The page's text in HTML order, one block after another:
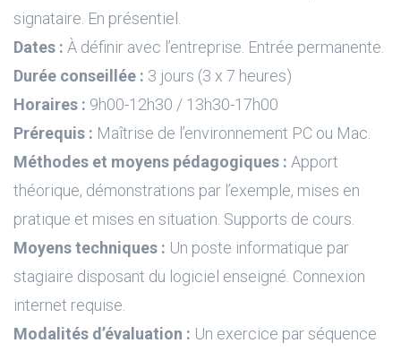
signataire. En présentiel.
Dates : À définir avec l’entreprise. Entrée permanente.
Durée conseillée : 3 jours (3 x 7 heures)
Horaires : 9h00-12h30 / 13h30-17h00
Prérequis : Maîtrise de l’environnement PC ou Mac.
Méthodes et moyens pédagogiques : Apport
théorique, démonstrations par l’exemple, mises en
pratique et mises en situation. Supports de cours.
Moyens techniques : Un poste informatique par
stagiaire disposant du logiciel enseigné. Connexion
internet requise.
Modalités d’évaluation : Un exercice par séquence